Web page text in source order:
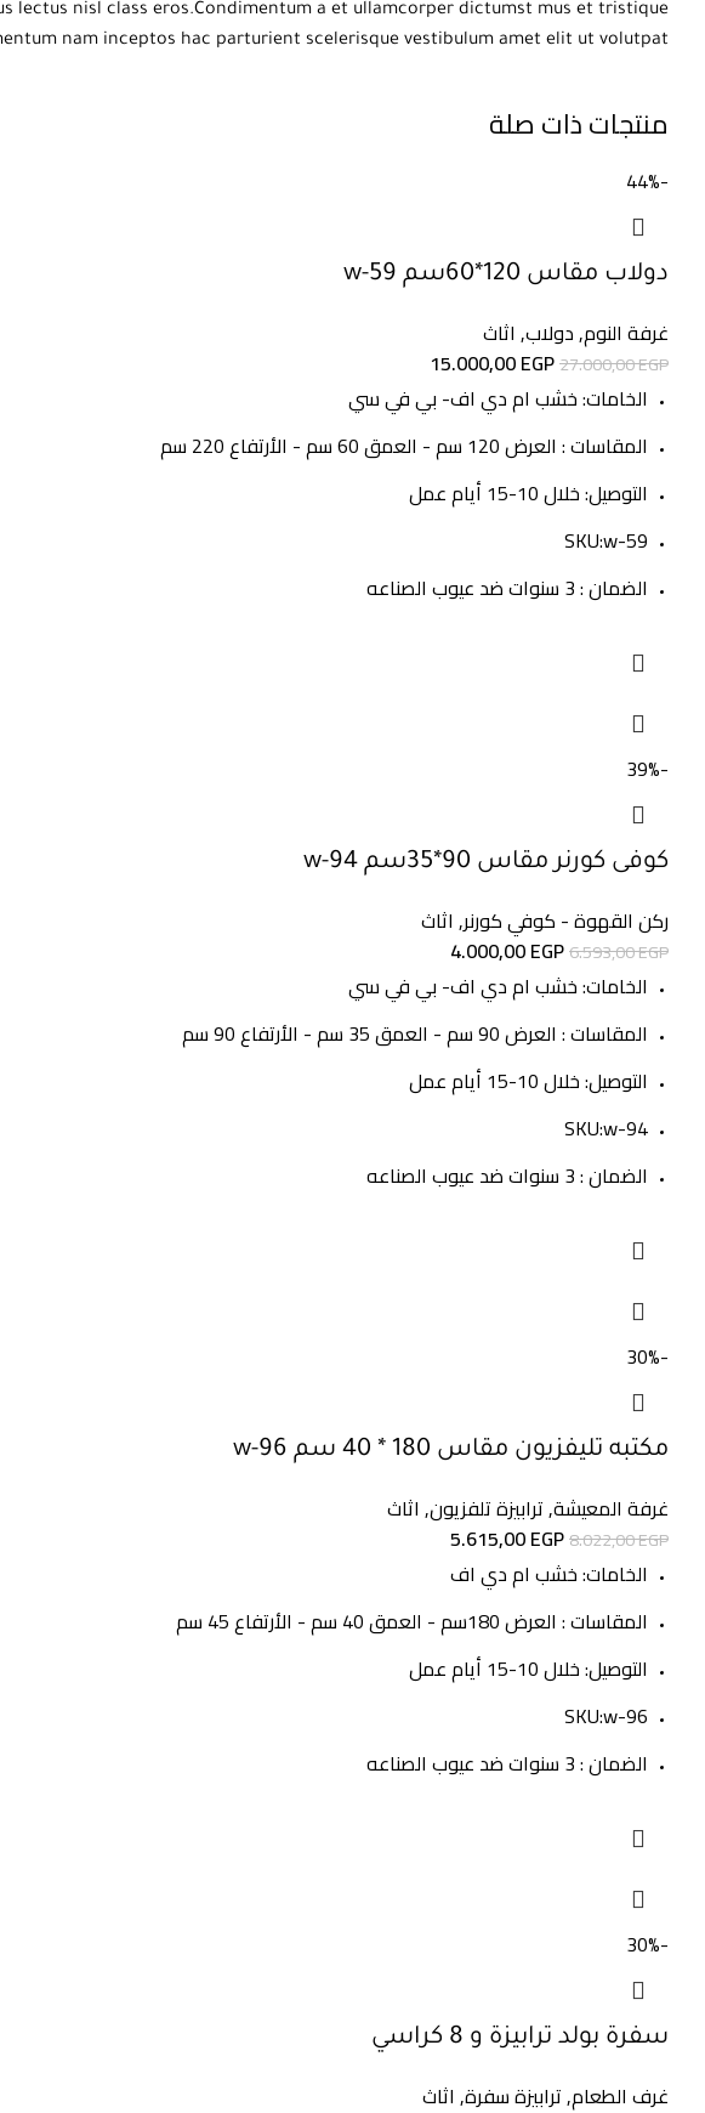
lectus nisl class eros.Condimentum a et ullamcorper dictumst mus et tristique
nam inceptos hac parturient scelerisque vestibulum amet elit ut volutpat.
منتجات ذات صلة
-44%
دولاب مقاس 120*60سم w-59
غرفة النوم,دولاب, اثاث
27.000,00EGP
15.000,00EGP
الخامات: خشب ام دي اف- بي في سي
المقاسات : العرض 120 سم - العمق 60 سم - الأرتفاع 220 سم
التوصيل: خلال 10-15 أيام عمل
SKU:w-59
الضمان : 3 سنوات ضد عيوب الصناعه
-39%
كوفى كورنر مقاس 90*35سم w-94
ركن القهوة - كوفي كورنر, اثاث
6.593,00EGP
4.000,00EGP
الخامات: خشب ام دي اف- بي في سي
المقاسات : العرض 90 سم - العمق 35 سم - الأرتفاع 90 سم
التوصيل: خلال 10-15 أيام عمل
SKU:w-94
الضمان : 3 سنوات ضد عيوب الصناعه
-30%
مكتبه تليفزيون مقاس 180 * 40 سم w-96
غرفة المعيشة,ترابيزة تلفزيون, اثاث
8.022,00EGP
5.615,00EGP
الخامات: خشب ام دي اف
المقاسات : العرض 180سم - العمق 40 سم - الأرتفاع 45 سم
التوصيل: خلال 10-15 أيام عمل
SKU:w-96
الضمان : 3 سنوات ضد عيوب الصناعه
-30%
سفرة بولد ترابيزة و 8 كراسي
غرف الطعام,ترابيزة سفرة, اثاث